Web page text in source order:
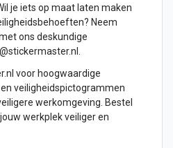
je iets op maat laten maken
Neem
ons deskundige
voor hoogwaardige
veiligheidspictogrammen
werkomgeving. Bestel
werkplek veiliger en